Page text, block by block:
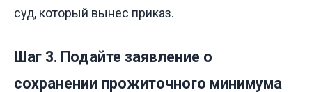
суд, который вынес приказ.
Шаг 3. Подайте заявление о
сохранении прожиточного минимума